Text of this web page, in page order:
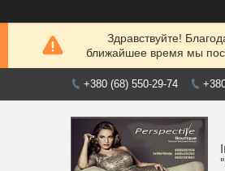
Здравствуйте!
ближайшее время мы
+380 (68) 550-29-74